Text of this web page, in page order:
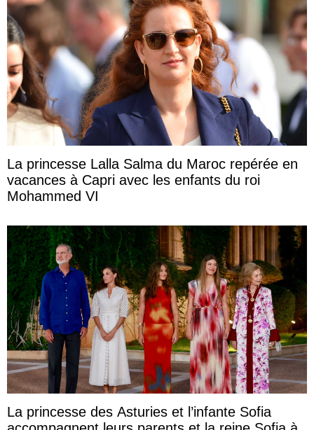
La princesse Lalla Salma du Maroc repérée en
vacances à Capri avec les enfants du roi
Mohammed VI
La princesse des Asturies et l’infante Sofia